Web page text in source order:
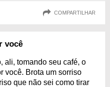
COMPARTILHAR
você
ali, tomando seu café, o
você. Brota um sorriso
que não sei como tirar